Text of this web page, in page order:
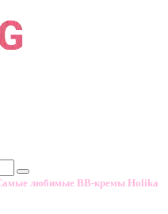
любимые ВВ-кремы Holika